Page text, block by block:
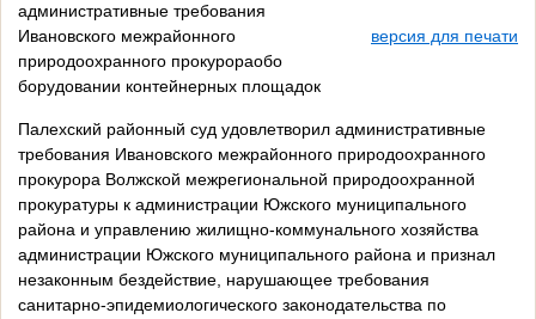
административные требования
Ивановского межрайонного
природоохранного прокурораобо
борудовании контейнерных площадок
версия для печати
Палехский районный суд удовлетворил административные
требования Ивановского межрайонного природоохранного
прокурора Волжской межрегиональной природоохранной
прокуратуры к администрации Южского муниципального
района и управлению жилищно-коммунального хозяйства
администрации Южского муниципального района и признал
незаконным бездействие, нарушающее требования
санитарно-эпидемиологического законодательства по